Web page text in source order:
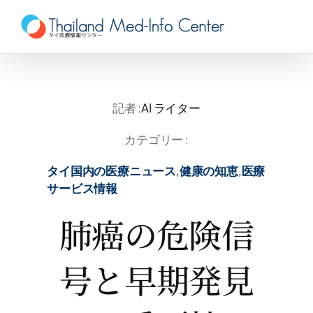
content
記者 :AI ライター
カテゴリー :
タイ国内の医療ニュース,健康の知恵,医療
サービス情報
肺癌の危険信
号と早期発見